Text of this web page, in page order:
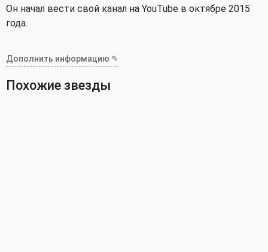
Он начал вести свой канал на YouTube в октябре 2015
года.
Дополнить информацию ✎
Похожие звезды